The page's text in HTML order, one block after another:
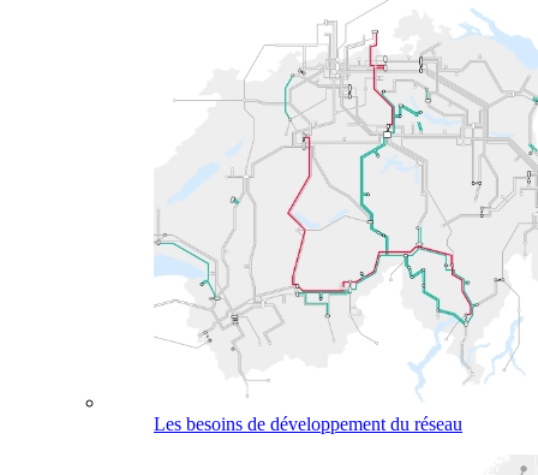
Les besoins de développement du réseau